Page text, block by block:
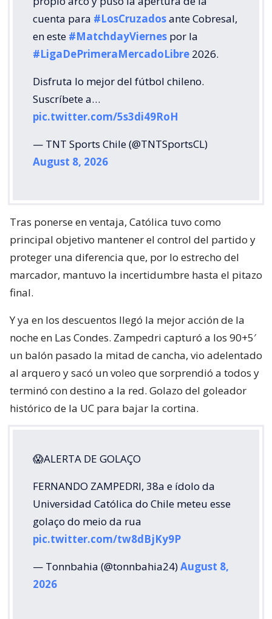
cuenta para #LosCruzadosante Cobresal,
en este #MatchdayViernes por la
#LigaDePrimeraMercadoLibre 2026.
Disfruta lo mejor del fútbol chileno.
Suscríbete a…
pic.twitter.com/5s3di49RoH
— TNT Sports Chile (@TNTSportsCL)
August 8, 2026
Tras ponerse en ventaja, Católica tuvo como
principal objetivo mantener el control del partido y
proteger una diferencia que, por lo estrecho del
marcador, mantuvo la incertidumbre hasta el pitazo
final.
Y ya en los descuentos llegó la mejor acción de la
noche en Las Condes. Zampedri capturó a los 90+5′
un balón pasado la mitad de cancha, vio adelentado
al arquero y sacó un voleo que sorprendió a todos y
terminó con destino a la red. Golazo del goleador
histórico de la UC para bajar la cortina.
😱ALERTA DE GOLAÇO
FERNANDO ZAMPEDRI, 38a e ídolo da
Universidad Católica do Chile meteu esse
golaço do meio da rua
pic.twitter.com/tw8dBjKy9P
— Tonnbahia (@tonnbahia24)August 8,
2026